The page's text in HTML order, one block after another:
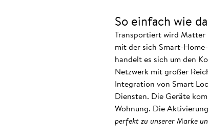
So einfach wie
Transportiert wird Matter
mit der sich Smart-
handelt es sich um den
Netzwerk mit großer
Integration von Smart
Diensten. Die Geräte
Wohnung. Die
perfekt zu unserer Marke